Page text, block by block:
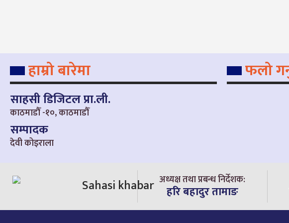
हाम्रो बारेमा
साहसी डिजिटल प्रा.ली.
काठमाडौँ -१०, काठमाडौँ
सम्पादक
देवी कोइराला
फलो
अध्यक्ष तथा प्रबन्ध निर्देशक:
हरि बहादुर तामाङ